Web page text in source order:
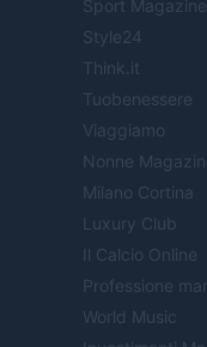
Sport Magazine
Style24
Think.it
Tuobenessere
Viaggiamo
Nonne
Milano Cortina
Luxury Club
Il Calcio Online
Professione
World Music